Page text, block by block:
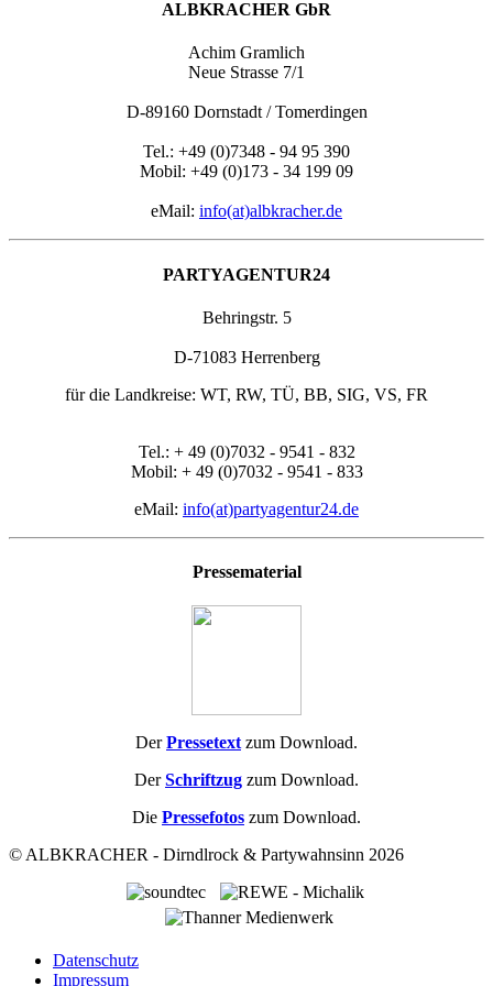
ALBKRACHER GbR
Achim Gramlich
Neue Strasse 7/1
D-89160 Dornstadt / Tomerdingen
Tel.: +49 (0)7348 - 94 95 390
Mobil: +49 (0)173 - 34 199 09
eMail: info(at)albkracher.de
PARTYAGENTUR24
Behringstr. 5
D-71083 Herrenberg
für die Landkreise: WT, RW, TÜ, BB, SIG, VS, FR
Tel.: + 49 (0)7032 - 9541 - 832
Mobil: + 49 (0)7032 - 9541 - 833
eMail: info(at)partyagentur24.de
Pressematerial
DerPressetext zum Download.
DerSchriftzug zum Download.
Die Pressefotos zum Download.
© ALBKRACHER - Dirndlrock & Partywahnsinn 2026
Datenschutz
Impressum